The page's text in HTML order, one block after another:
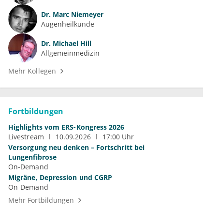
Dr. Marc Niemeyer
Augenheilkunde
Dr. Michael Hill
Allgemeinmedizin
Mehr Kollegen
Fortbildungen
Highlights vom ERS-Kongress 2026
Livestream
10.09.2026
17:00 Uhr
Versorgung neu denken – Fortschritt bei
Lungenfibrose
On-Demand
Migräne, Depression und CGRP
On-Demand
Mehr Fortbildungen